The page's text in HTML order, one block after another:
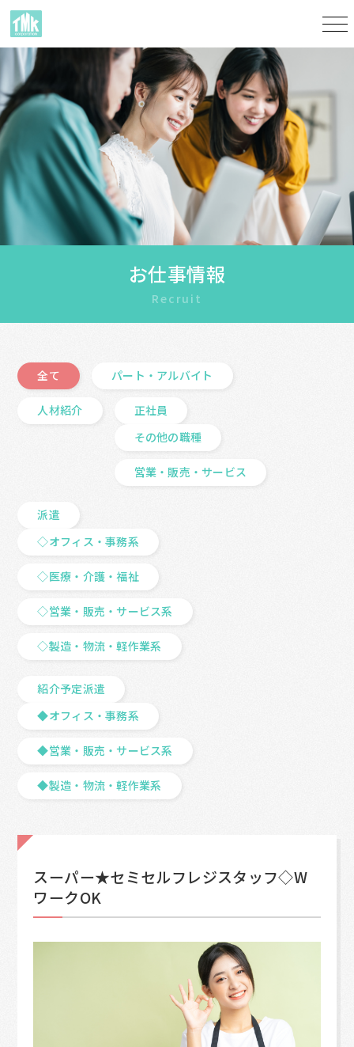
お仕事情報
Recruit
全て パート・アルバイト
人材紹介
正社員
その他の職種
営業・販売・サービス
派遣
◇オフィス・事務系
◇医療・介護・福祉
◇営業・販売・サービス系
◇製造・物流・軽作業系
紹介予定派遣
◆オフィス・事務系
◆営業・販売・サービス系
◆製造・物流・軽作業系
スーパー★セミセルフレジスタッフ◇W
ワークOK